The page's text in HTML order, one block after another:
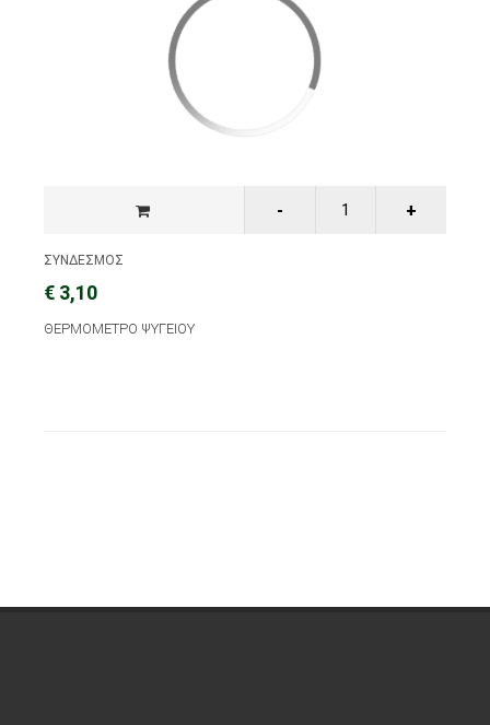
ΣΥΝΔΕΣΜΟΣ
€ 3,10
ΘΕΡΜΟΜΕΤΡΟ ΨΥΓΕΙΟΥ